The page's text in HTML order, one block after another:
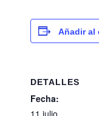
Añadir al
DETALLES
Fecha:
11 julio